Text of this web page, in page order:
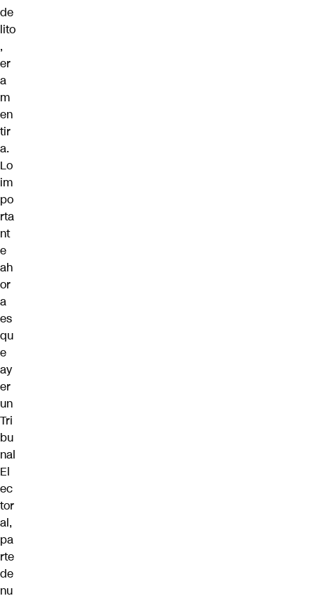
de
lito
,
er
a
m
en
tir
a.
Lo
im
po
rta
nt
e
ah
or
a
es
qu
e
ay
er
un
Tri
bu
nal
El
ec
tor
al,
pa
rte
de
nu